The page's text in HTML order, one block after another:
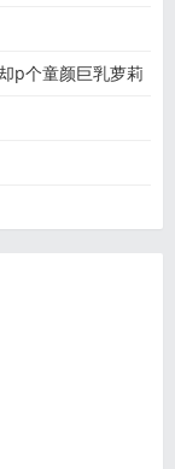
p个童颜巨乳萝莉